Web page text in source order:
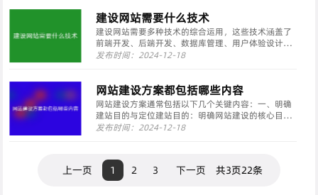
高营销效果。···
建设网站需要什么技术
建设网站需要多种技术的综合运用，这些技术涵盖了
前端开发、后端开发、数据库管理、用户体验设计、
安全性等多个方面。以下是对这些技术的详细解释：
言）：用于···
发布时间：2024-12-18
网站建设方案都包括哪些内容
网站建设方案通常包括以下几个关键内容：一、明确
建站目的与定位建站目的：明确网站建设的核心目
标，如提升品牌形象、拓展市场、提供在线服务等。
构规划栏目设···
发布时间：2024-12-18
上一页 1 2 3 下一页 共3页22条